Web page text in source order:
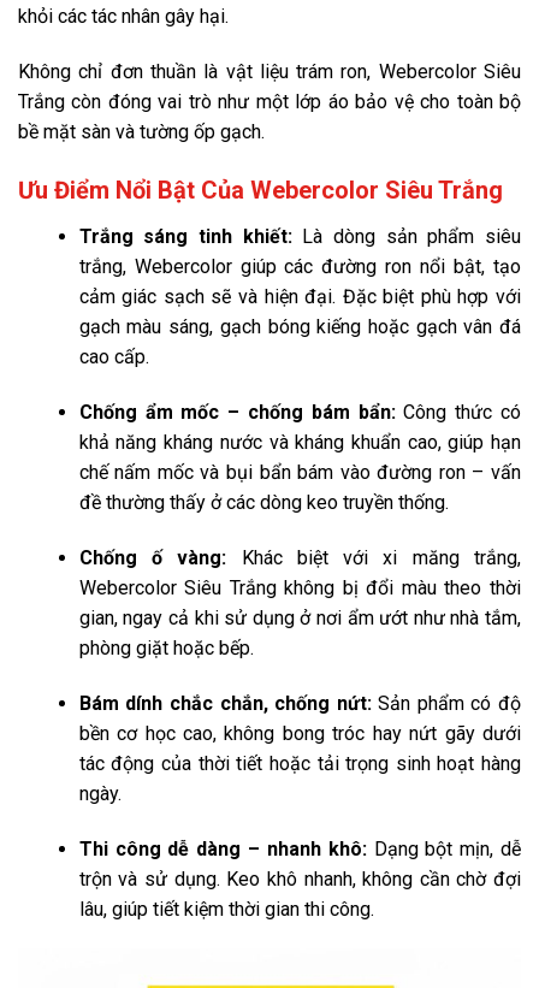
khỏi các tác nhân gây hại.
Không chỉ đơn thuần là vật liệu trám ron, Webercolor Siêu
Trắng còn đóng vai trò như một lớp áo bảo vệ cho toàn bộ
bề mặt sàn và tường ốp gạch.
Ưu Điểm Nổi Bật Của Webercolor Siêu Trắng
Trắng sáng tinh khiết:Là dòng sản phẩm siêu
trắng, Webercolor giúp các đường ron nổi bật, tạo
cảm giác sạch sẽ và hiện đại. Đặc biệt phù hợp với
gạch màu sáng, gạch bóng kiếng hoặc gạch vân đá
cao cấp.
Chống ẩm mốc – chống bám bẩn:Công thức có
khả năng kháng nước và kháng khuẩn cao, giúp hạn
chế nấm mốc và bụi bẩn bám vào đường ron – vấn
đề thường thấy ở các dòng keo truyền thống.
Chống ố vàng: Khác biệt với xi măng trắng,
Webercolor Siêu Trắng không bị đổi màu theo thời
gian, ngay cả khi sử dụng ở nơi ẩm ướt như nhà tắm,
phòng giặt hoặc bếp.
Bám dính chắc chắn, chống nứt:Sản phẩm có độ
bền cơ học cao, không bong tróc hay nứt gãy dưới
tác động của thời tiết hoặc tải trọng sinh hoạt hàng
ngày.
Thi công dễ dàng – nhanh khô:Dạng bột mịn, dễ
trộn và sử dụng. Keo khô nhanh, không cần chờ đợi
lâu, giúp tiết kiệm thời gian thi công.